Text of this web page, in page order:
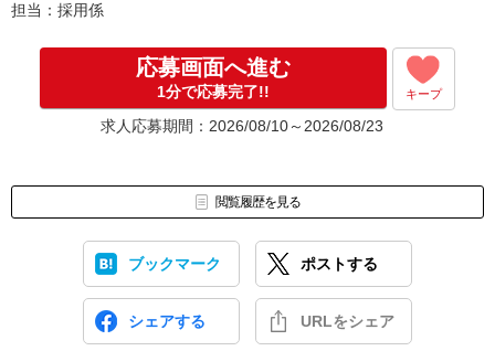
担当：採用係
応募画面へ進む
1分で応募完了!! キープ
求人応募期間：2026/08/10～2026/08/23
閲覧履歴を見る
ブックマーク ポストする
シェアする URLをシェア